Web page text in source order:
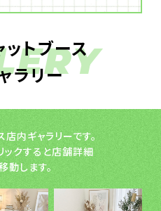
トブース
ラリー
内ギャラリーです。
クすると店舗詳細
動します。